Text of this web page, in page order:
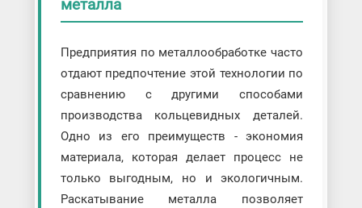
металла
Предприятия по металлообработке часто
отдают предпочтение этой технологии по
сравнению с другими способами
производства кольцевидных деталей.
Одно из его преимуществ - экономия
материала, которая делает процесс не
только выгодным, но и экологичным.
Раскатывание металла позволяет